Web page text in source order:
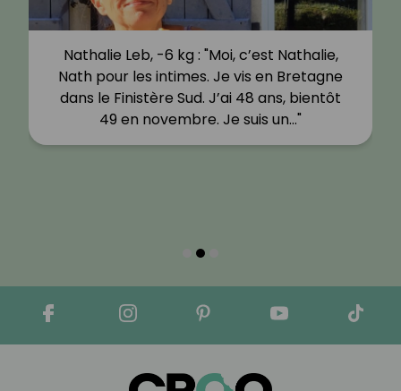
Nathalie Leb, -6 kg : "Moi, c’est Nathalie,
Nath pour les intimes. Je vis en Bretagne
dans le Finistère Sud. J’ai 48 ans, bientôt
49 en novembre. Je suis un…"